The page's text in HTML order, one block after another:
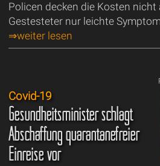
Policen decken die Kosten nicht
Gestesteter nur leichte
⇒weiter lesen
Covid-19
Gesundheitsminister schlägt
Abschaffung quarantänefreier
Einreise vor